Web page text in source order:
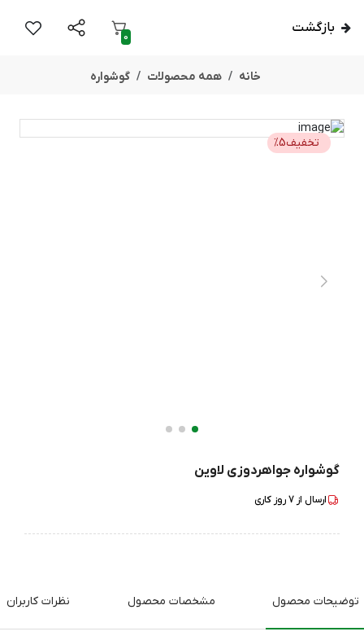
بازگشت
0
خانه همه محصولات گوشواره
تخفیف %5
گوشواره جواهردوزی لاوین
ارسال از 7روز کاری
توضیحات محصول مشخصات محصول نظرات کاربران